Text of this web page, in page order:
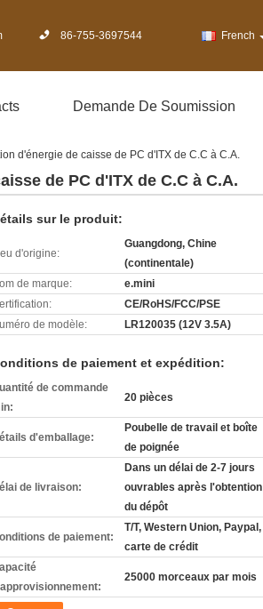
86-755-3697544 French
Demande De Soumission
d'énergie de caisse de PC d'ITX de C.C à C.A.
de PC d'ITX de C.C à C.A.
sur le produit:
d'origine:
Guangdong, Chine
(continentale)
de marque:
e.mini
CE/RoHS/FCC/PSE
de modèle:
LR120035 (12V 3.5A)
de paiement et expédition:
de commande
20 pièces
d'emballage:
Poubelle de travail et boîte
de poignée
de livraison:
Dans un délai de 2-7 jours
ouvrables après l'obtention
du dépôt
de paiement:
T/T, Western Union, Paypal,
carte de crédit
25000 morceaux par mois